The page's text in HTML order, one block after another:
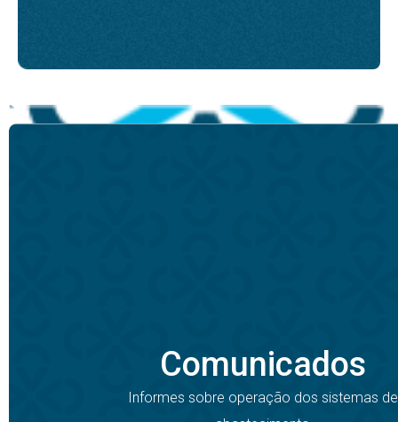
Comunicados
Informes sobre operação dos sistemas de